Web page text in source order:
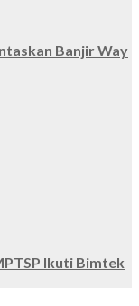
Banjir Way
Ikuti Bimtek